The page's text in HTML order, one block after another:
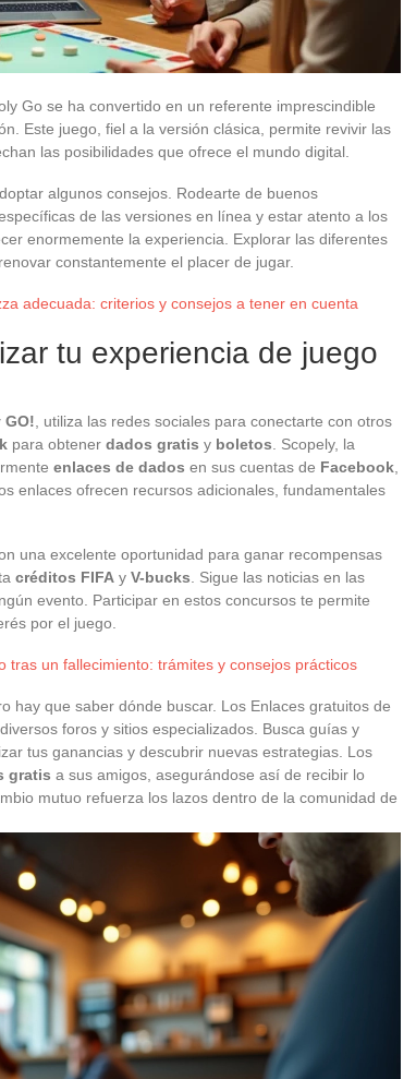
Go se ha convertido en un referente imprescindible
Este juego, fiel a la versión clásica, permite revivir las
las posibilidades que ofrece el mundo digital.
algunos consejos. Rodearte de buenos
de las versiones en línea y estar atento a los
enormemente la experiencia. Explorar las diferentes
constantemente el placer de jugar.
adecuada: criterios y consejos a tener en cuenta
tu experiencia de juego
GO! , utiliza las redes sociales para conectarte con otros
para obtener dados gratis y boletos . Scopely, la
enlaces de dados en sus cuentas de Facebook
enlaces ofrecen recursos adicionales, fundamentales
una excelente oportunidad para ganar recompensas
créditos FIFA y V-bucks . Sigue las noticias en las
evento. Participar en estos concursos te permite
por el juego.
tras un fallecimiento: trámites y consejos prácticos
hay que saber dónde buscar. Los Enlaces gratuitos de
foros y sitios especializados. Busca guías y
tus ganancias y descubrir nuevas estrategias. Los
gratis a sus amigos, asegurándose así de recibir lo
mutuo refuerza los lazos dentro de la comunidad de